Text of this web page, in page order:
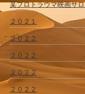
某プロトラウマ映画サ
２０２１
２０２２
２０２２
２０２２
２０２２